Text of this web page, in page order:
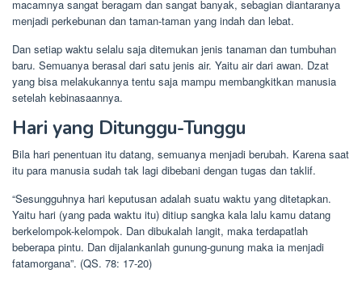
macamnya sangat beragam dan sangat banyak, sebagian diantaranya
menjadi perkebunan dan taman-taman yang indah dan lebat.
Dan setiap waktu selalu saja ditemukan jenis tanaman dan tumbuhan
baru. Semuanya berasal dari satu jenis air. Yaitu air dari awan. Dzat
yang bisa melakukannya tentu saja mampu membangkitkan manusia
setelah kebinasaannya.
Hari yang Ditunggu-Tunggu
Bila hari penentuan itu datang, semuanya menjadi berubah. Karena saat
itu para manusia sudah tak lagi dibebani dengan tugas dan taklif.
“Sesungguhnya hari keputusan adalah suatu waktu yang ditetapkan.
Yaitu hari (yang pada waktu itu) ditiup sangka kala lalu kamu datang
berkelompok-kelompok. Dan dibukalah langit, maka terdapatlah
beberapa pintu. Dan dijalankanlah gunung-gunung maka ia menjadi
fatamorgana”. (QS. 78: 17-20)